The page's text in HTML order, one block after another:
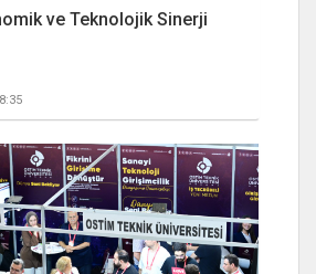
ve Teknolojik Sinerji